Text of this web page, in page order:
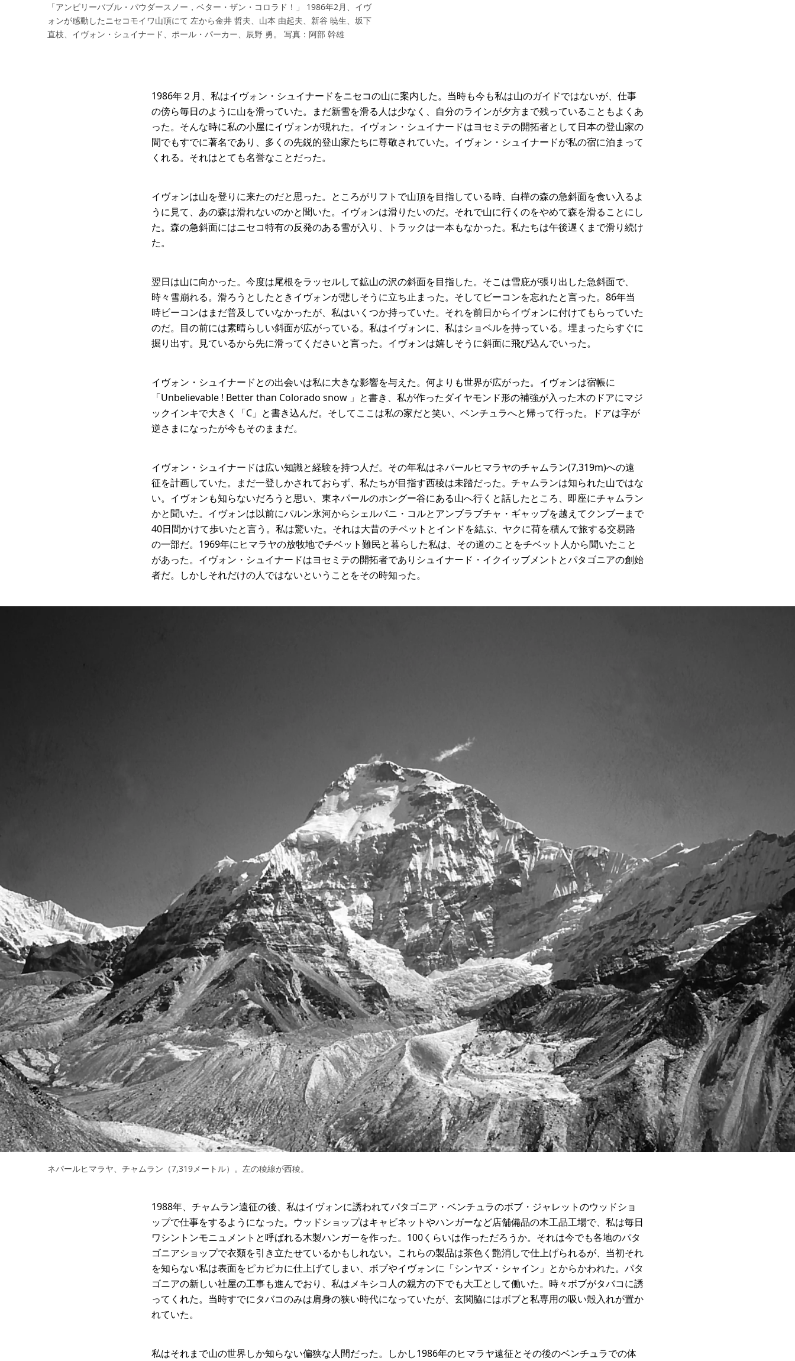
「アンビリーバブル・パウダースノー，ベター・ザン・コロラド！」 1986年2月、イヴ
ォンが感動したニセコモイワ山頂にて 左から金井 哲夫、山本 由起夫、新谷 暁生、坂下
直枝、イヴォン・シュイナード、ポール・パーカー、辰野 勇。 写真：阿部 幹雄
1986年２月、私はイヴォン・シュイナードをニセコの山に案内した。当時も今も私は山のガイドではないが、仕事
の傍ら毎日のように山を滑っていた。まだ新雪を滑る人は少なく、自分のラインが夕方まで残っていることもよくあ
った。そんな時に私の小屋にイヴォンが現れた。イヴォン・シュイナードはヨセミテの開拓者として日本の登山家の
間でもすでに著名であり、多くの先鋭的登山家たちに尊敬されていた。イヴォン・シュイナードが私の宿に泊まって
くれる。それはとても名誉なことだった。
イヴォンは山を登りに来たのだと思った。ところがリフトで山頂を目指している時、白樺の森の急斜面を食い入るよ
うに見て、あの森は滑れないのかと聞いた。イヴォンは滑りたいのだ。それで山に行くのをやめて森を滑ることにし
た。森の急斜面にはニセコ特有の反発のある雪が入り、トラックは一本もなかった。私たちは午後遅くまで滑り続け
た。
翌日は山に向かった。今度は尾根をラッセルして鉱山の沢の斜面を目指した。そこは雪庇が張り出した急斜面で、
時々雪崩れる。滑ろうとしたときイヴォンが悲しそうに立ち止まった。そしてビーコンを忘れたと言った。86年当
時ビーコンはまだ普及していなかったが、私はいくつか持っていた。それを前日からイヴォンに付けてもらっていた
のだ。目の前には素晴らしい斜面が広がっている。私はイヴォンに、私はショベルを持っている。埋まったらすぐに
掘り出す。見ているから先に滑ってくださいと言った。イヴォンは嬉しそうに斜面に飛び込んでいった。
イヴォン・シュイナードとの出会いは私に大きな影響を与えた。何よりも世界が広がった。イヴォンは宿帳に
「Unbelievable ! Better than Colorado snow 」と書き、私が作ったダイヤモンド形の補強が入った木のドアにマジ
ックインキで大きく「C」と書き込んだ。そしてここは私の家だと笑い、ベンチュラへと帰って行った。ドアは字が
逆さまになったが今もそのままだ。
イヴォン・シュイナードは広い知識と経験を持つ人だ。その年私はネパールヒマラヤのチャムラン(7,319m)への遠
征を計画していた。まだ一登しかされておらず、私たちが目指す西稜は未踏だった。チャムランは知られた山ではな
い。イヴォンも知らないだろうと思い、東ネパールのホングー谷にある山へ行くと話したところ、即座にチャムラン
かと聞いた。イヴォンは以前にパルン氷河からシェルパニ・コルとアンブラブチャ・ギャップを越えてクンブーまで
40日間かけて歩いたと言う。私は驚いた。それは大昔のチベットとインドを結ぶ、ヤクに荷を積んで旅する交易路
の一部だ。1969年にヒマラヤの放牧地でチベット難民と暮らした私は、その道のことをチベット人から聞いたこと
があった。イヴォン・シュイナードはヨセミテの開拓者でありシュイナード・イクイッブメントとパタゴニアの創始
者だ。しかしそれだけの人ではないということをその時知った。
ネパールヒマラヤ、チャムラン（7,319メートル）。左の稜線が西稜。
1988年、チャムラン遠征の後、私はイヴォンに誘われてパタゴニア・ベンチュラのボブ・ジャレットのウッドショ
ップで仕事をするようになった。ウッドショップはキャビネットやハンガーなど店舗備品の木工品工場で、私は毎日
ワシントンモニュメントと呼ばれる木製ハンガーを作った。100くらいは作っただろうか。それは今でも各地のパタ
ゴニアショップで衣類を引き立たせているかもしれない。これらの製品は茶色く艶消しで仕上げられるが、当初それ
を知らない私は表面をピカピカに仕上げてしまい、ボブやイヴォンに「シンヤズ・シャイン」とからかわれた。パタ
ゴニアの新しい社屋の工事も進んでおり、私はメキシコ人の親方の下でも大工として働いた。時々ボブがタバコに誘
ってくれた。当時すでにタバコのみは肩身の狭い時代になっていたが、玄関脇にはボブと私専用の吸い殻入れが置か
れていた。
私はそれまで山の世界しか知らない偏狭な人間だった。しかし1986年のヒマラヤ遠征とその後のベンチュラでの体